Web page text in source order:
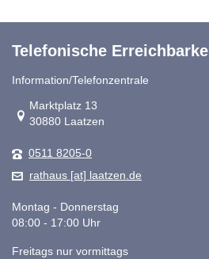
Telefonische
Information/Telefonzentrale
Link zur Google-Maps Navigation
Marktplatz 13
30880 Laatzen
0511 8205-0
rathaus [at] laatzen.de
Montag - Donnerstag
08:00 - 17:00 Uhr
Freitags nur vormittags